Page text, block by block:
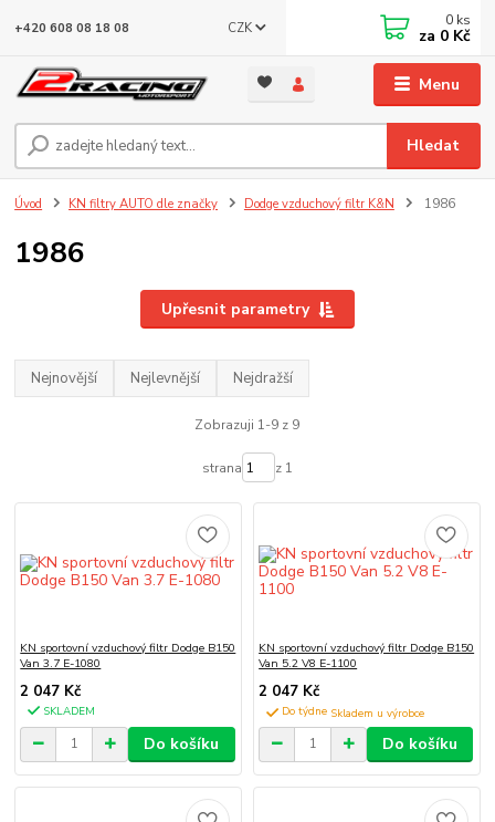
Menu
CZK
Hledat
+420 608 08 18 08 0 ks
za 0 Kč
Úvod KN filtry AUTO dle značky Dodge vzduchový filtr K&N 1986
1986
Upřesnit parametry
Nejnovější Nejlevnější Nejdražší
Zobrazuji 1-9 z 9
strana z 1
KN sportovní vzduchový filtr Dodge B150
Van 3.7 E-1080
2 047 Kč
SKLADEM
Do košíku
KN sportovní vzduchový filtr Dodge B150
Van 5.2 V8 E-1100
2 047 Kč
Do týdne
Do košíku